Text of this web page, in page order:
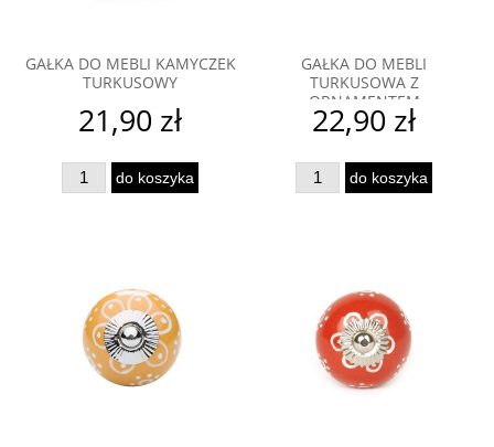
GAŁKA DO MEBLI KAMYCZEK
TURKUSOWY
21,90 zł
do koszyka
GAŁKA DO MEBLI
TURKUSOWA Z
ORNAMENTEM
22,90 zł
do koszyka